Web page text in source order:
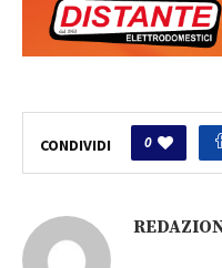
CONDIVIDI 0